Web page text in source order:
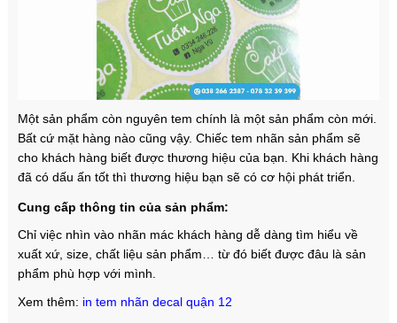
Một sản phẩm còn nguyên tem chính là một sản phẩm còn mới.
Bất cứ mặt hàng nào cũng vậy. Chiếc tem nhãn sản phẩm sẽ
cho khách hàng biết được thương hiệu của bạn. Khi khách hàng
đã có dấu ấn tốt thì thương hiệu bạn sẽ có cơ hội phát triển.
Cung cấp thông tin của sản phẩm:
Chỉ việc nhìn vào nhãn mác khách hàng dễ dàng tìm hiểu về
xuất xứ, size, chất liệu sản phẩm… từ đó biết được đâu là sản
phẩm phù hợp với mình.
Xem thêm: in tem nhãn decal quận 12